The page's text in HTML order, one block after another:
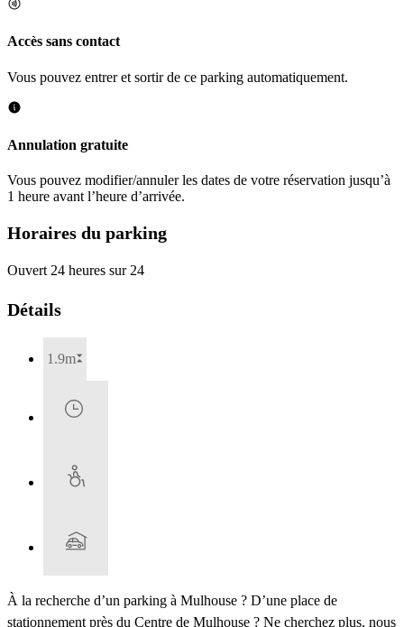
Accès sans contact
Vous pouvez entrer et sortir de ce parking automatiquement.
Annulation gratuite
Vous pouvez modifier/annuler les dates de votre réservation jusqu’à
1 heure avant l’heure d’arrivée.
Horaires du parking
Ouvert 24 heures sur 24
Détails
1.9m
À la recherche d’un parking à Mulhouse ? D’une place de
stationnement près du Centre de Mulhouse ? Ne cherchez plus, nous